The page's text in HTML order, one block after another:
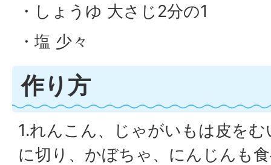
・しょうゆ 大さじ2分の1
・塩 少々
作り方
1.れんこん、じゃがいもは皮を
に切り、かぼちゃ、にんじんも